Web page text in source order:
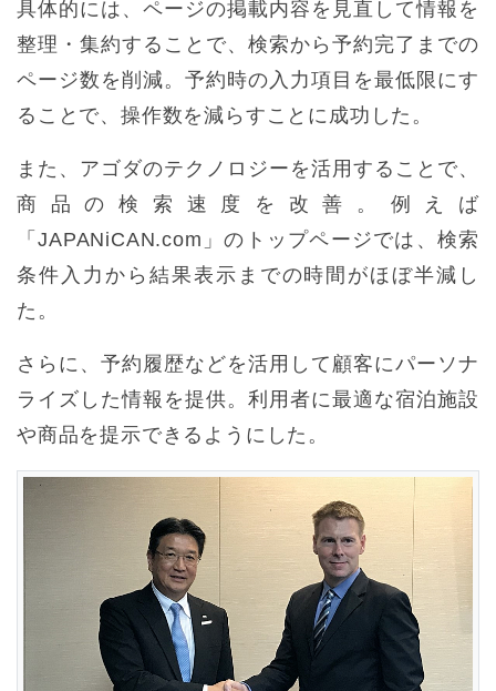
具体的には、ページの掲載内容を見直して情報を
整理・集約することで、検索から予約完了までの
ページ数を削減。予約時の入力項目を最低限にす
ることで、操作数を減らすことに成功した。
また、アゴダのテクノロジーを活用することで、
商品の検索速度を改善。例えば
「JAPANiCAN.com」のトップページでは、検索
条件入力から結果表示までの時間がほぼ半減し
た。
さらに、予約履歴などを活用して顧客にパーソナ
ライズした情報を提供。利用者に最適な宿泊施設
や商品を提示できるようにした。